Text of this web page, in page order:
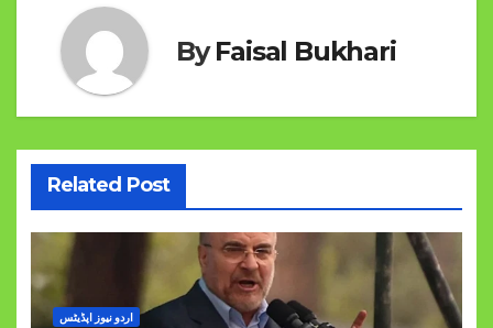
ByFaisal Bukhari
Related Post
اردو نیوز اپڈیٹس